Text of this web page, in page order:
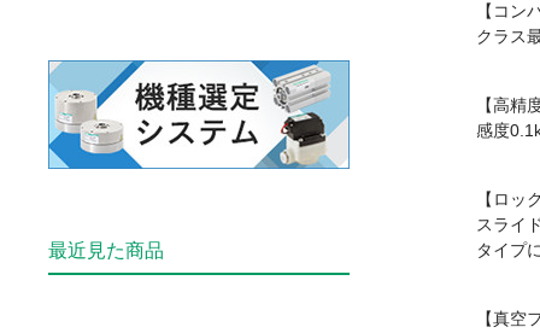
【コン
クラス
【高精
感度
【ロッ
スライ
タイプ
【真空
最近見た商品